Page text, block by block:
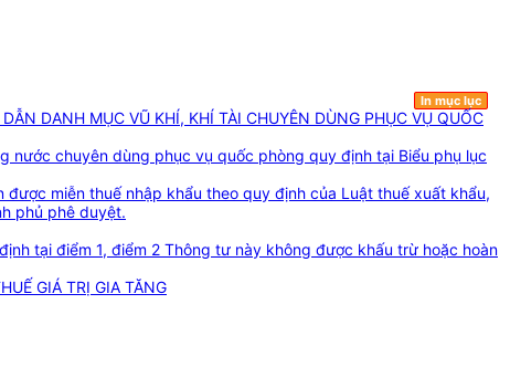
In mục lục
DANH MỤC VŨ KHÍ, KHÍ TÀI CHUYÊN DÙNG PHỤC VỤ QUỐC
nước chuyên dùng phục vụ quốc phòng quy định tại Biểu phụ lục
miễn thuế nhập khẩu theo quy định của Luật thuế xuất khẩu,
phủ phê duyệt.
tại điểm 1, điểm 2 Thông tư này không được khấu trừ hoặc hoàn
GIÁ TRỊ GIA TĂNG